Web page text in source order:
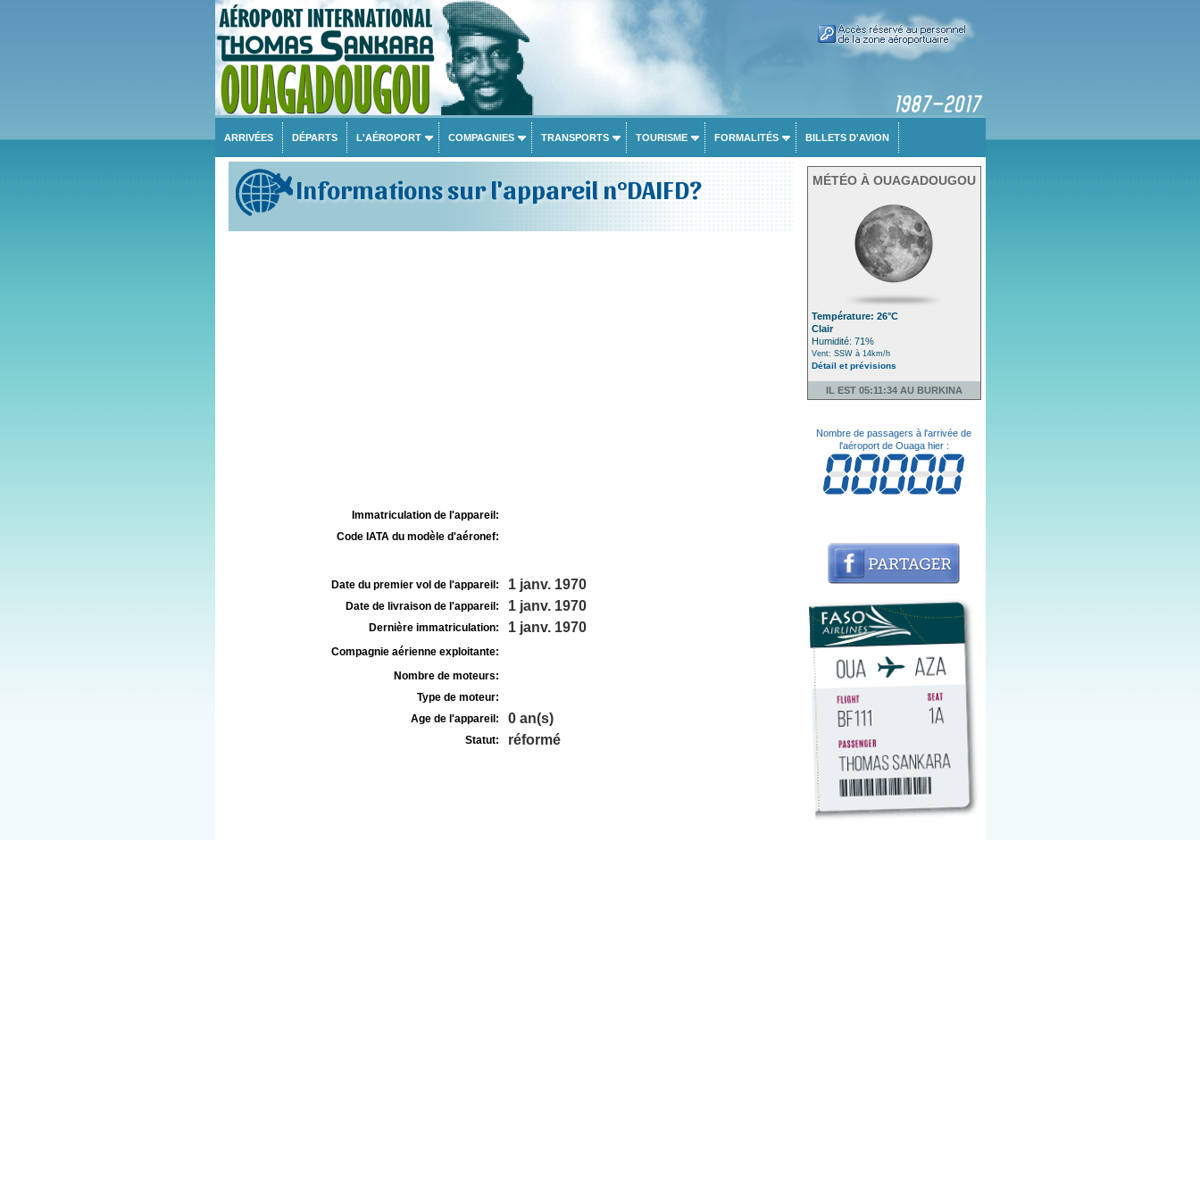
ARRIVÉES DÉPARTS L'AÉROPORT COMPAGNIES TRANSPORTS TOURISME FORMALITÉS BILLETS D'AVION
Informations sur l'appareil n°DAIFD?
Immatriculation de l'appareil:
Code IATA du modèle d'aéronef:
Date du premier vol de l'appareil: 1 janv. 1970
Date de livraison de l'appareil: 1 janv. 1970
Dernière immatriculation: 1 janv. 1970
Compagnie aérienne exploitante:
Nombre de moteurs:
Type de moteur:
Age de l'appareil:
0 an(s)
Statut: réformé
MÉTÉO À OUAGADOUGOU
Température: 26°C
Clair
Humidité: 71%
Vent: SSW à 14km/h
Détail et prévisions
IL EST 05:11:34 AU BURKINA
Nombre de passagers à l'arrivée de
l'aéroport de Ouaga hier :